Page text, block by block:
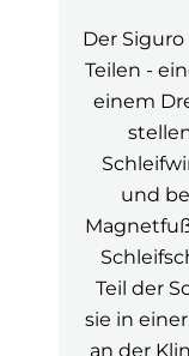
Der
Teilen -
einem
und
Teil der
sie in
an der